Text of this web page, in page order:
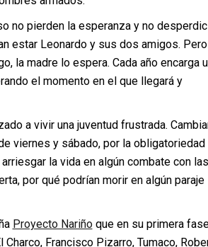
no pierden la esperanza y no
estar Leonardo y sus dos amigos.
la madre lo espera. Cada año encarga
el momento en el que llegará y
a vivir una juventud frustrada.
viernes y sábado, por la obligatoriedad
la vida en algún combate con las
por qué podrían morir en algún paraje
Proyecto Nariño que en su primera
Francisco Pizarro, Tumaco,